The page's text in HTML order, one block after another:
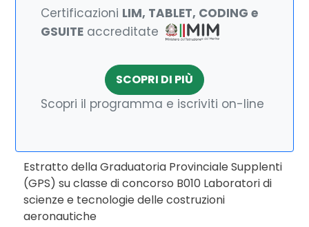
Certificazioni LIM, TABLET, CODING e
GSUITE accreditate
SCOPRI DI PIÙ
Scopri il programma e iscriviti on-line
Estratto della Graduatoria Provinciale Supplenti
(GPS) su classe di concorso B010 Laboratori di
scienze e tecnologie delle costruzioni
aeronautiche